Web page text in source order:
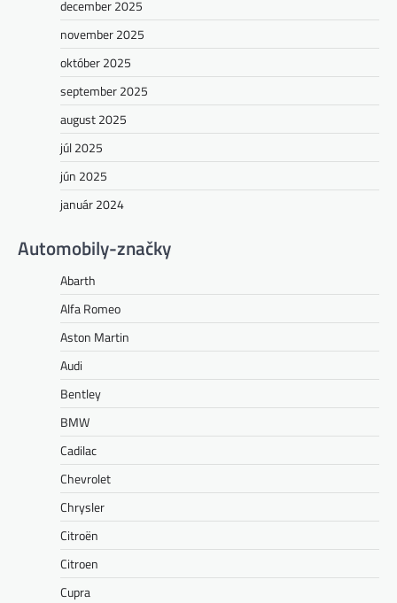
december 2025
november 2025
október 2025
september 2025
august 2025
júl 2025
jún 2025
január 2024
Automobily-značky
Abarth
Alfa Romeo
Aston Martin
Audi
Bentley
BMW
Cadilac
Chevrolet
Chrysler
Citroën
Citroen
Cupra